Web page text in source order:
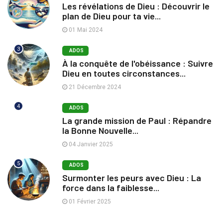
Les révélations de Dieu : Découvrir le
plan de Dieu pour ta vie...
01 Mai 2024
3 ADOS
À la conquête de l'obéissance : Suivre
Dieu en toutes circonstances...
21 Décembre 2024
4 ADOS
La grande mission de Paul : Répandre
la Bonne Nouvelle...
04 Janvier 2025
5 ADOS
Surmonter les peurs avec Dieu : La
force dans la faiblesse...
01 Février 2025